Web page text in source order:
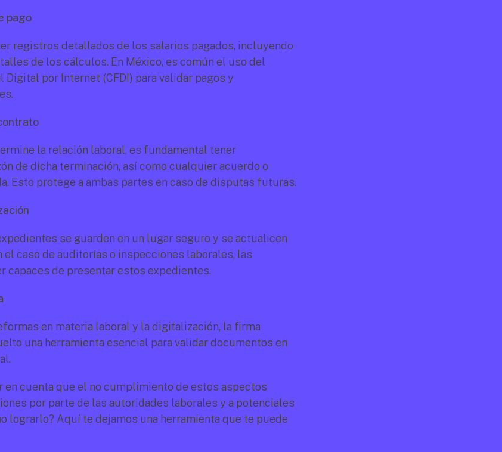
pago
registros detallados de los salarios pagados, incluyendo
de los cálculos. En México, es común el uso del
Digital por Internet (CFDI) para validar pagos y
la relación laboral, es fundamental tener
de dicha terminación, así como cualquier acuerdo o
Esto protege a ambas partes en caso de disputas futuras.
se guarden en un lugar seguro y se actualicen
el caso de auditorías o inspecciones laborales, las
capaces de presentar estos expedientes.
en materia laboral y la digitalización, la firma
una herramienta esencial para validar documentos en
en cuenta que el no cumplimiento de estos aspectos
por parte de las autoridades laborales y a potenciales
lograrlo? Aquí te dejamos una herramienta que te puede